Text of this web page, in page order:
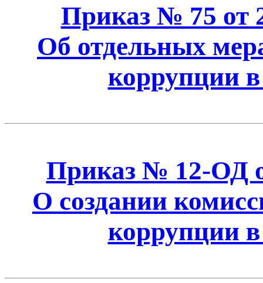
Приказ № 75 от
Об отдельных
коррупции
Приказ № 12-ОД
О создании
коррупции